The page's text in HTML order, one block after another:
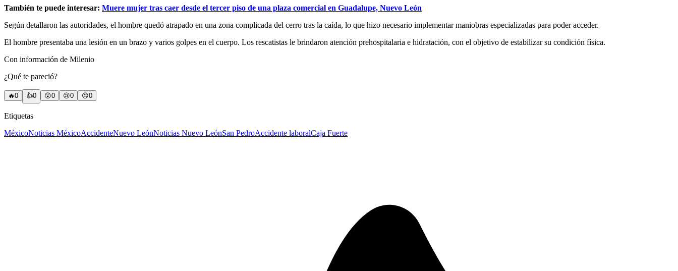
También te puede interesar: Muere mujer tras caer desde el tercer piso de una plaza comercial en Guadalupe, Nuevo León
Según detallaron las autoridades, el hombre quedó atrapado en una zona complicada del cerro tras la caída, lo que hizo necesario implementar maniobras especializadas para poder acceder.
El hombre presentaba una lesión en un brazo y varios golpes en el cuerpo. Los rescatistas le brindaron atención prehospitalaria e hidratación, con el objetivo de estabilizar su condición física.
Con información de Milenio
¿Qué te pareció?
🔥0 👍0 😲0 😢0 😠0
Etiquetas
MéxicoNoticias MéxicoAccidenteNuevo LeónNoticias Nuevo LeónSan PedroAccidente laboralCaja Fuerte